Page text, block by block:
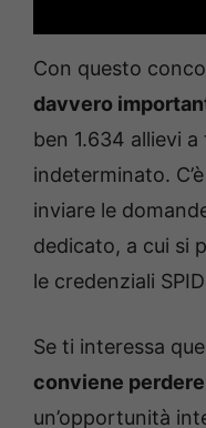
Con questo
davvero
ben 1.634 allievi
indeterminato.
inviare le
dedicato, a cui si
le credenziali
Se ti interessa
conviene
un’opportunità